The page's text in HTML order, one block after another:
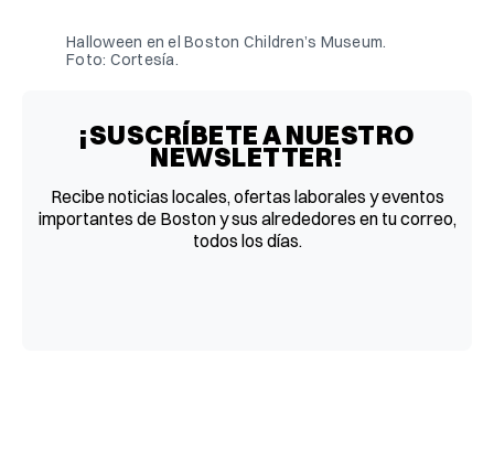
Halloween en el Boston Children’s Museum.
Foto: Cortesía.
¡SUSCRÍBETE A NUESTRO
NEWSLETTER!
Recibe noticias locales, ofertas laborales y eventos
importantes de Boston y sus alrededores en tu correo,
todos los días.